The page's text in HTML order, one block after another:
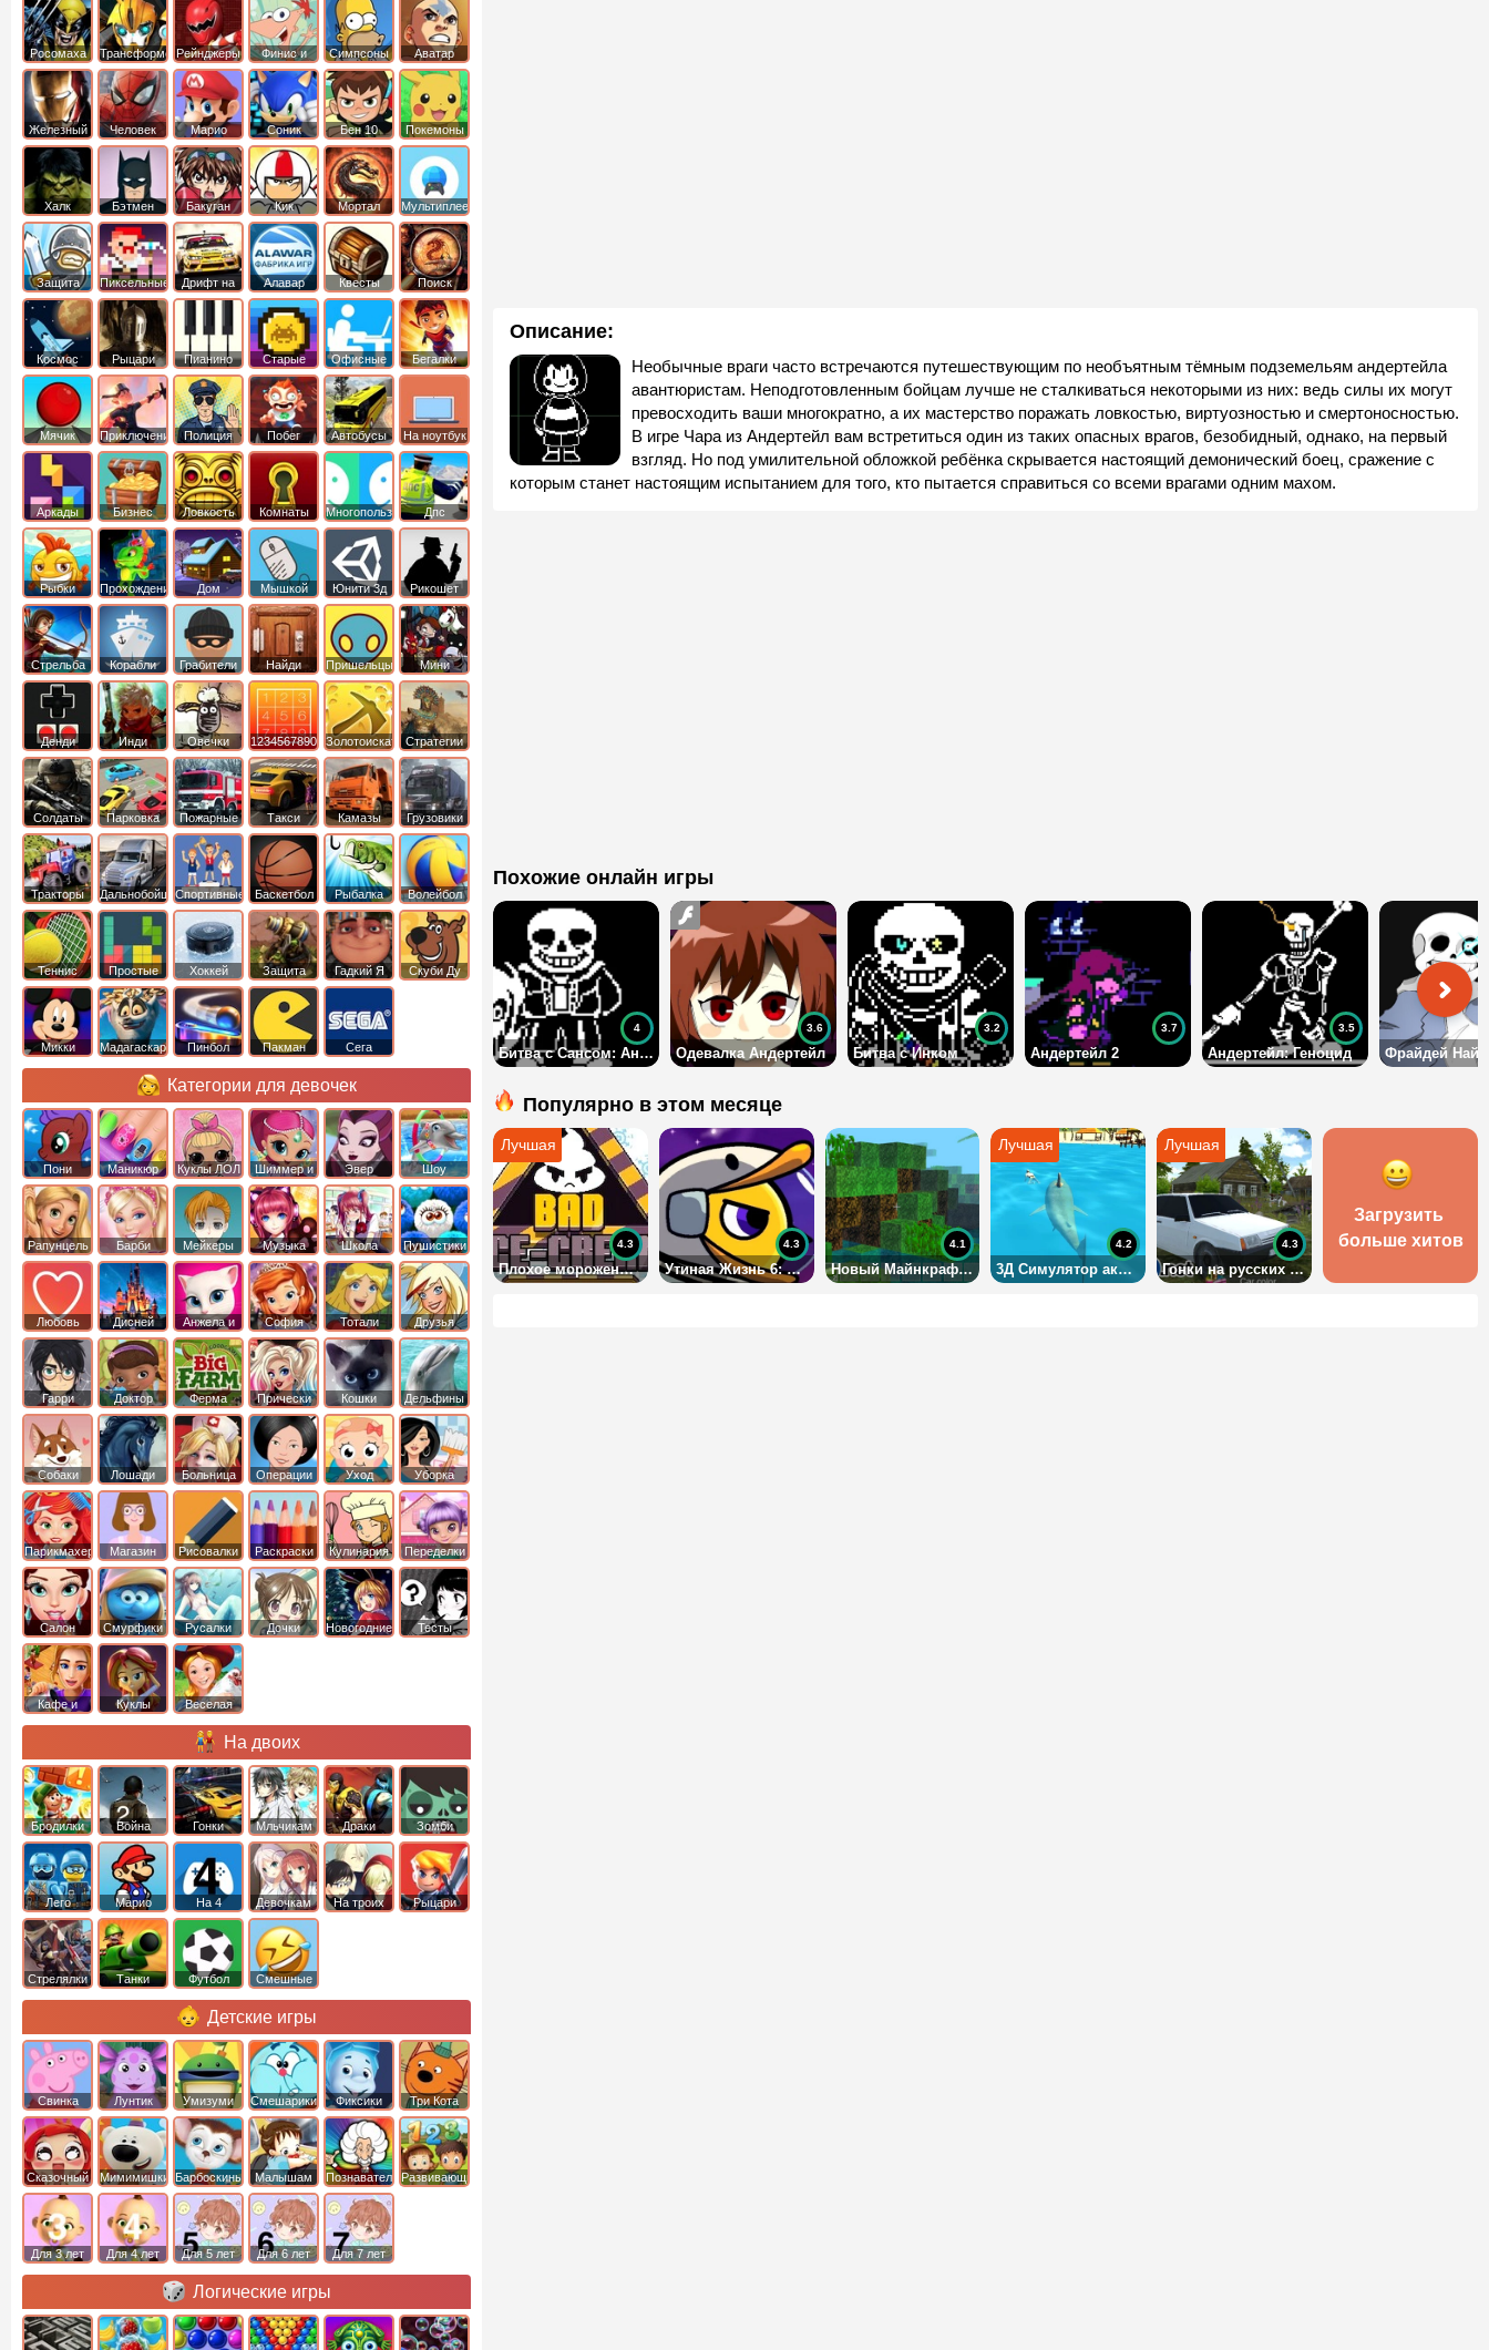
Описание:
Необычные враги часто встречаются путешествующим по необъятным тёмным подземельям андертейла
авантюристам. Неподготовленным бойцам лучше не сталкиваться некоторыми из них: ведь силы их могут
превосходить ваши многократно, а их мастерство поражать ловкостью, виртуозностью и смертоносностью.
В игре Чара из Андертейл вам встретиться один из таких опасных врагов, безобидный, однако, на первый
взгляд. Но под умилительной обложкой ребёнка скрывается настоящий демонический боец, сражение с
которым станет настоящим испытанием для того, кто пытается справиться со всеми врагами одним махом.
Похожие онлайн игры
Битва с Сансом: Андертейл
4
Одевалка Андертейл
3.6
Битва с Инком
3.2
Андертейл 2
3.7
Андертейл: Геноцид
3.5
Популярно в этом месяце
Плохое мороженое 2 на двоих
4.3
Утиная Жизнь 6: Космос
4.3
Новый Майнкрафт 3Д
4.1
3Д Симулятор акулы
4.2
Гонки на русских машинах
4.3
Загрузить
больше хитов
Моря
Росомаха ТрансформерыРейнджеры
Самураи
Финис и
Ферб
Симпсоны
Аватар
легенда об
Аанге
Железный
человек
Человек
Паук
Марио Соник Бен 10 Покемоны
Халк Бэтмен Бакуган
Кик
Бутовский
Мортал
комбат
Мультиплеер
Защита
королевства
Пиксельные
Дрифт на
машинах
Алавар Квесты
Поиск
предметов
Космос Рыцари Пианино Старые Офисные Бегалки
Мячик Приключения Полиция Побег Автобусы На ноутбук
Аркады
Бизнес
симуляторы
Ловкость Комнаты Многопользовательские
Дпс
Рыбки Прохождение Дом Мышкой Юнити 3д Рикошет
Cтрельба
из лука
Корабли Грабители
Найди
выход
Пришельцы Мини
Денди Инди
Овечки
идут домой
1234567890 ЗолотоискательСтратегии
Солдаты
Парковка
машин
Пожарные
машины
Такси Камазы Грузовики
Тракторы ДальнобойщикиСпортивные Баскетбол Рыбалка Волейбол
Теннис Простые Хоккей
Защита
башни
Гадкий Я Скуби Ду
Микки
Мадагаскар Пинбол Пакман Сега
Категории для девочек
Пони
креатор
Маникюр Куклы ЛОЛ
Шиммер и
Шайн
Эвер
Афтер Хай
Шоу
дельфинов
Рапунцель Барби Мейкеры Музыка Школа Пушистики
Любовь Дисней
Анжела и
том
София
Прекрасная
Тотали
Спайс
Друзья
ангелов
Гарри
Поттер
Доктор
Плюшева
Ферма Прически Кошки Дельфины
Собаки Лошади Больница Операции Уход Уборка
Парикмахер Магазин Рисовалки Раскраски Кулинария Переделки
Салон Смурфики Русалки Дочки Новогодние Тесты
Кафе и
Куклы
Веселая
На двоих
Бродилки Война Гонки Мльчикам Драки Зомби
Лего Марио На 4 Девочкам На троих Рыцари
Стрелялки Танки Футбол Смешные
Детские игры
Свинка
Пеппа
Лунтик Умизуми Смешарики Фиксики Три Кота
Сказочный
патруль
Мимимишки Барбоскины Малышам ПознавательныеРазвивающие
Для 3 лет Для 4 лет Для 5 лет Для 6 лет Для 7 лет
Логические игры